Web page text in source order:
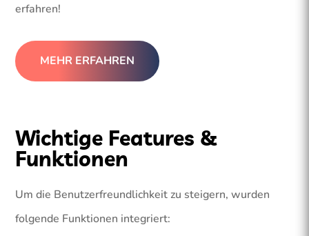
erfahren!
MEHR ERFAHREN
Wichtige Features &
Funktionen
Um die Benutzerfreundlichkeit zu steigern, wurden
folgende Funktionen integriert: